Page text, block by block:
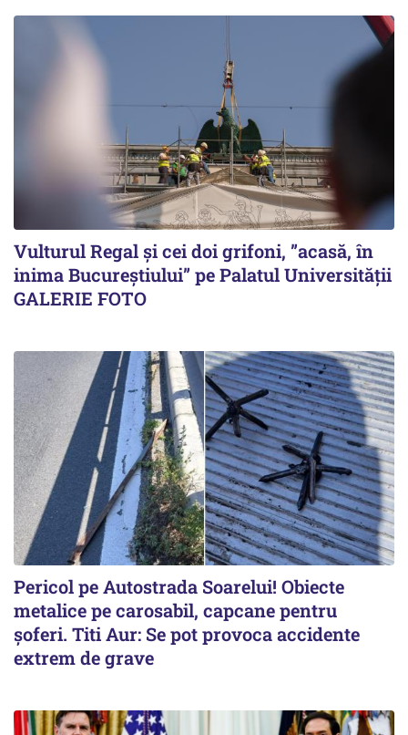
Vulturul Regal și cei doi grifoni, ”acasă, în
inima Bucureștiului” pe Palatul Universității
GALERIE FOTO
Pericol pe Autostrada Soarelui! Obiecte
metalice pe carosabil, capcane pentru
șoferi. Titi Aur: Se pot provoca accidente
extrem de grave